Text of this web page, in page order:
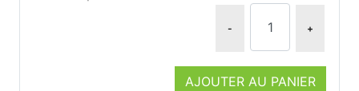
- +
AJOUTER AU PANIER